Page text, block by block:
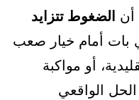
أن الضغوط تتزايد
بات أمام خيار صعب
أو مواكبة
الحل الواقعي